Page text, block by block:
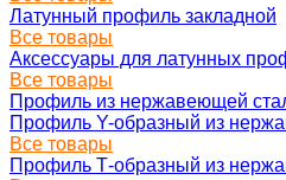
Латунный профиль закладной
Все товары
Аксессуары для латунных
Все товары
Профиль из нержавеющей
Профиль Y-образный из
Все товары
Профиль Т-образный из